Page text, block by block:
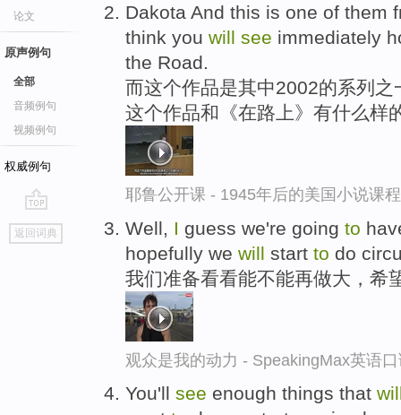
论文
原声例句
全部
音频例句
视频例句
权威例句
go
top
返回词典
Dakota And this is one of them
think you will see immediately
the Road.
而这个作品是其中2002的系列
这个作品和《在路上》有什么样
耶鲁公开课 - 1945年后的美国小说课
Well, I guess we're going to
hopefully we will start to do
我们准备看看能不能再做大，希
观众是我的动力 - SpeakingMax英语
You'll see enough things that